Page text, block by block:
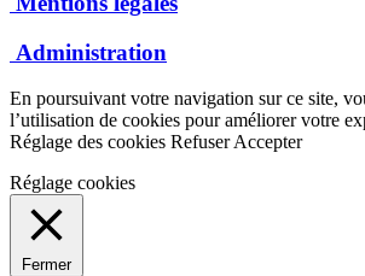
Administration
En poursuivant votre navigation sur ce site,
l’utilisation de cookies pour améliorer votre
Réglage des cookies Refuser Accepter
Réglage cookies
Fermer